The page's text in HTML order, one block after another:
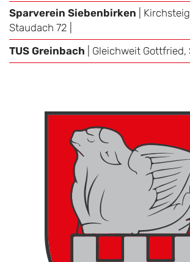
Sparverein Siebenbirken |
Staudach 72 |
TUS Greinbach | Gleichweit Gottfried,